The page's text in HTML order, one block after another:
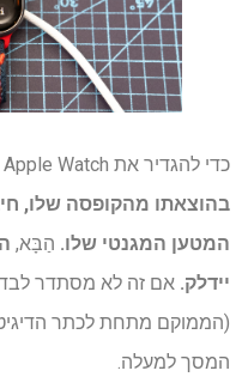
כדי להגדיר את Apple Watch החדש שלך, תחילה
בהוצאתו מהקופסה שלו,
המטען המגנטי שלו. הַבָּא,
יידלק. אם זה לא מסתדר
(הממוקם מתחת לכתר
המסך למעלה.